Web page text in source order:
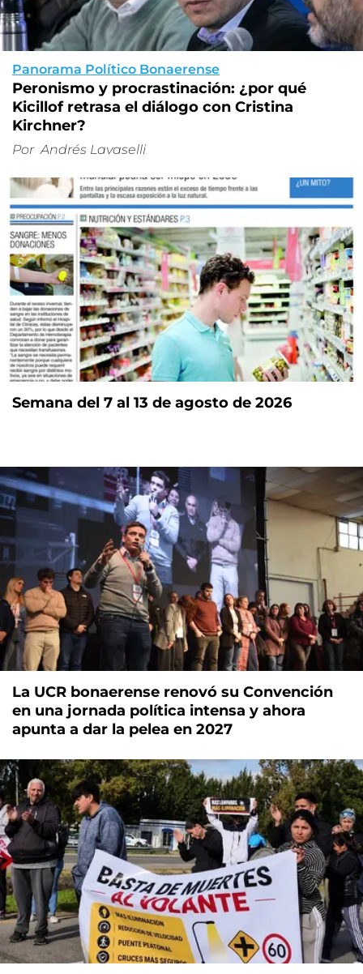
Panorama Político Bonaerense
Peronismo y procrastinación: ¿por qué
Kicillof retrasa el diálogo con Cristina
Kirchner?
Por Andrés Lavaselli
Semana del 7 al 13 de agosto de 2026
La UCR bonaerense renovó su Convención
en una jornada política intensa y ahora
apunta a dar la pelea en 2027